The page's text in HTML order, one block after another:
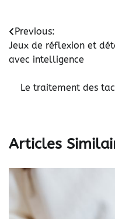
Navigation
de
Previous:
Jeux de réflexion et
avec intelligence
Le traitement des
Articles